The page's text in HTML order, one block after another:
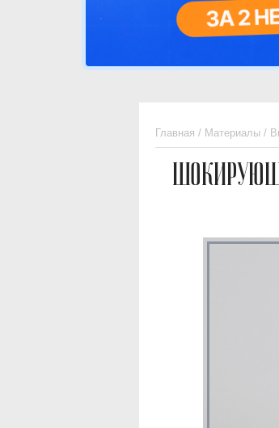
Главная / Материалы /